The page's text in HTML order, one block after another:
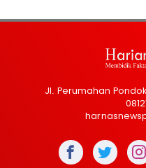
Jl. Perumahan